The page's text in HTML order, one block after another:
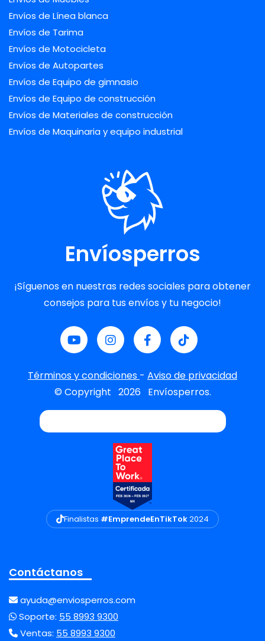
Envíos de Línea blanca
Envíos de Tarima
Envíos de Motocicleta
Envíos de Autopartes
Envíos de Equipo de gimnasio
Envíos de Equipo de construcción
Envíos de Materiales de construcción
Envíos de Maquinaria y equipo industrial
Envíosperros
¡Síguenos en nuestras redes sociales para obtener
consejos para tus envíos y tu negocio!
Términos y condiciones - Aviso de privacidad
© Copyright 2026 Envíosperros.
Finalistas #EmprendeEnTikTok2024
Contáctanos
ayuda@enviosperros.com
Soporte: 55 8993 9300
Ventas: 55 8993 9300